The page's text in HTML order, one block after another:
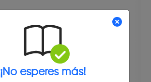
¡No esperes más!